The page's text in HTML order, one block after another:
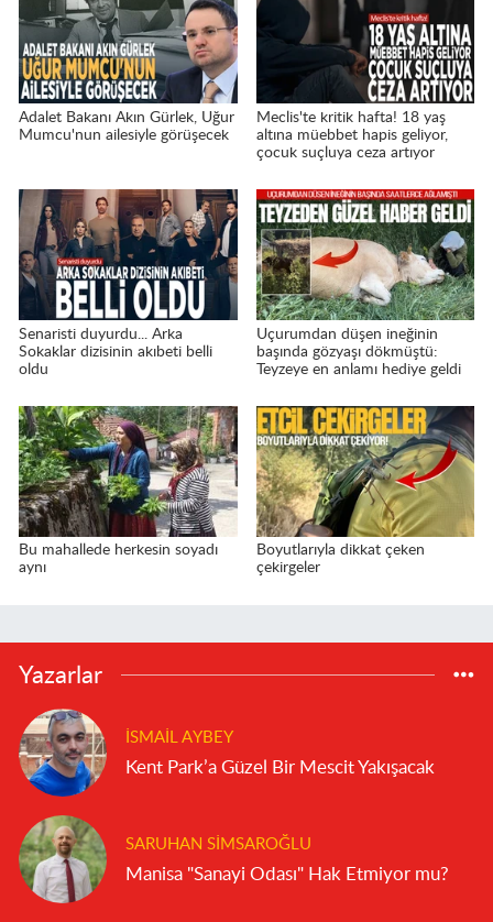
Adalet Bakanı Akın Gürlek, Uğur
Mumcu'nun ailesiyle görüşecek
Meclis'te kritik hafta! 18 yaş
altına müebbet hapis geliyor,
çocuk suçluya ceza artıyor
Senaristi duyurdu... Arka
Sokaklar dizisinin akıbeti belli
oldu
Uçurumdan düşen ineğinin
başında gözyaşı dökmüştü:
Teyzeye en anlamı hediye geldi
Bu mahallede herkesin soyadı
aynı
Boyutlarıyla dikkat çeken
çekirgeler
Yazarlar
İSMAIL AYBEY
Kent Park’a Güzel Bir Mescit Yakışacak
SARUHAN SIMSAROĞLU
Manisa "Sanayi Odası" Hak Etmiyor mu?